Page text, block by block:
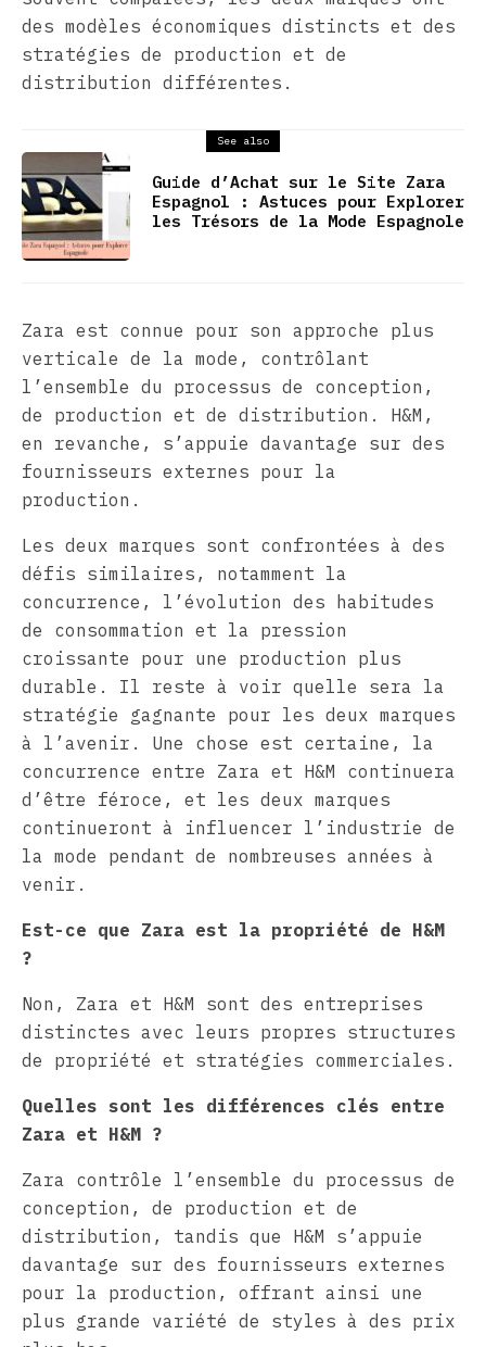
des modèles économiques distincts et des
stratégies de production et de
distribution différentes.
See also
Guide d’Achat sur le Site Zara
Espagnol : Astuces pour Explorer
les Trésors de la Mode Espagnole
Zara est connue pour son approche plus
verticale de la mode, contrôlant
l’ensemble du processus de conception,
de production et de distribution. H&M,
en revanche, s’appuie davantage sur des
fournisseurs externes pour la
production.
Les deux marques sont confrontées à des
défis similaires, notamment la
concurrence, l’évolution des habitudes
de consommation et la pression
croissante pour une production plus
durable. Il reste à voir quelle sera la
stratégie gagnante pour les deux marques
à l’avenir. Une chose est certaine, la
concurrence entre Zara et H&M continuera
d’être féroce, et les deux marques
continueront à influencer l’industrie de
la mode pendant de nombreuses années à
venir.
Est-ce que Zara est la propriété de H&M
?
Non, Zara et H&M sont des entreprises
distinctes avec leurs propres structures
de propriété et stratégies commerciales.
Quelles sont les différences clés entre
Zara et H&M ?
Zara contrôle l’ensemble du processus de
conception, de production et de
distribution, tandis que H&M s’appuie
davantage sur des fournisseurs externes
pour la production, offrant ainsi une
plus grande variété de styles à des prix